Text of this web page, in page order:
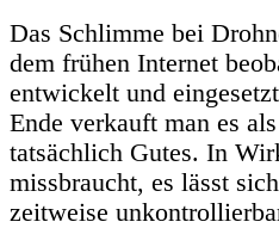
Das Schlimme bei
dem frühen Internet
entwickelt und
Ende verkauft man es
tatsächlich Gutes. In
missbraucht, es lässt
zeitweise